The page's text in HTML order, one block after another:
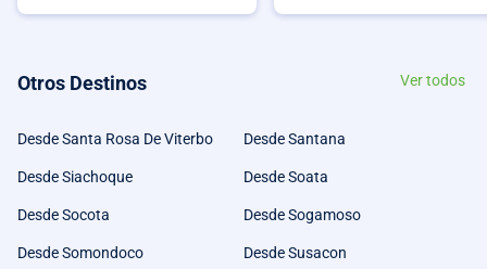
Otros Destinos Ver todos
Desde Santa Rosa De Viterbo Desde Santana
Desde Siachoque Desde Soata
Desde Socota Desde Sogamoso
Desde Somondoco Desde Susacon